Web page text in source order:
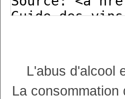
L'abus d'alcool
La